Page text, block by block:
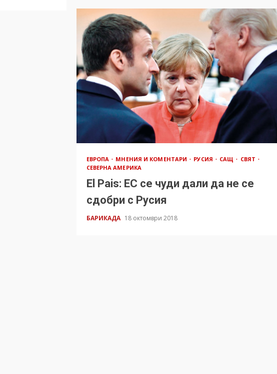
ЕВРОПА МНЕНИЯ И КОМЕНТАРИ РУСИЯ САЩ
СВЯТ
СЕВЕРНА АМЕРИКА
El Pais: ЕС се чуди дали да не се
сдобри с Русия
БАРИКАДА 18 октомври 2018